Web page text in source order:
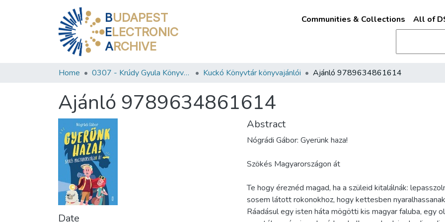
BUDAPEST
ELECTRONIC
ARCHIVE
Communities & Collections All of
Home 0307 - Krúdy Gyula Könyvtár Kuckó Könyvtár könyvajánlói Ajánló 9789634861614
Ajánló 9789634861614
Date
Abstract
Nógrádi Gábor: Gyerünk haza!
Szökés Magyarországon át
Te hogy éreznéd magad, ha a szüleid kitalálnák:
sosem látott rokonokhoz, hogy kettesben
Ráadásul egy isten háta mögötti kis magyar faluba, egy